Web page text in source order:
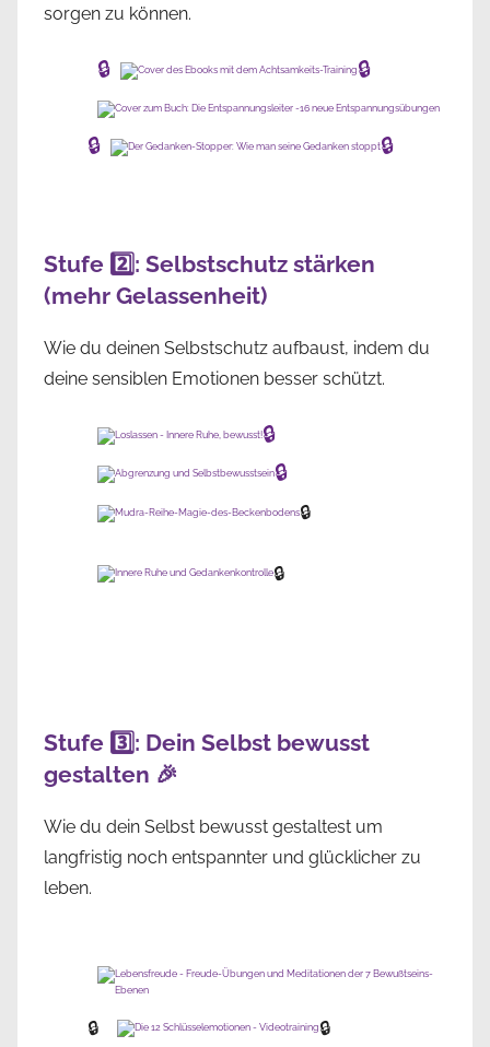
sorgen zu können.
🔒 🔒
🔒 🔒
Stufe 2️⃣: Selbstschutz stärken
(mehr Gelassenheit)
Wie du deinen Selbstschutz aufbaust, indem du
deine sensiblen Emotionen besser schützt.
🔒
🔒
🔒
🔒
Stufe 3️⃣: Dein Selbst bewusst
gestalten 🎉
Wie du dein Selbst bewusst gestaltest um
langfristig noch entspannter und glücklicher zu
leben.
🔒 🔒